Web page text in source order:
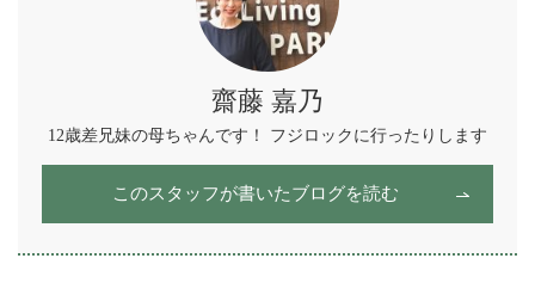
齋藤 嘉乃
12歳差兄妹の母ちゃんです！ フジロックに行ったりします
このスタッフが書いたブログを読む